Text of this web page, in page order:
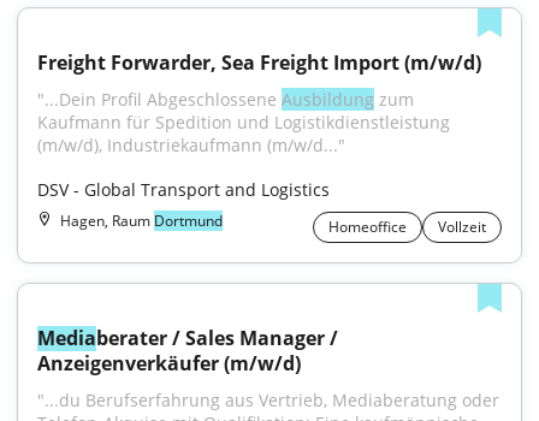
Freight Forwarder, Sea Freight Import (m/w/d)
"...Dein Profil Abgeschlossene Ausbildung zum
Kaufmann für Spedition und Logistikdienstleistung
(m/w/d), Industriekaufmann (m/w/d..."
DSV - Global Transport and Logistics
Hagen, Raum Dortmund Homeoffice Vollzeit
Mediaberater / Sales Manager /
Anzeigenverkäufer (m/w/d)
"...du Berufserfahrung aus Vertrieb, Mediaberatung oder